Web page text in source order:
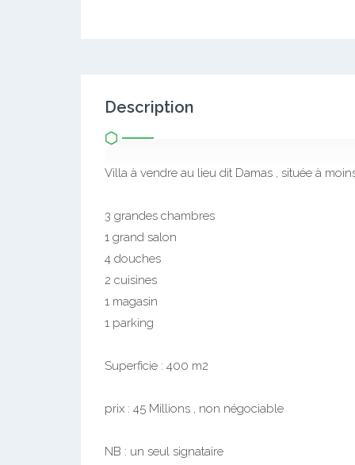
Description
Villa à vendre au lieu dit Damas , située à
3 grandes chambres
1 grand salon
4 douches
2 cuisines
1 magasin
1 parking
Superficie : 400 m2
prix : 45 Millions , non négociable
NB : un seul signataire